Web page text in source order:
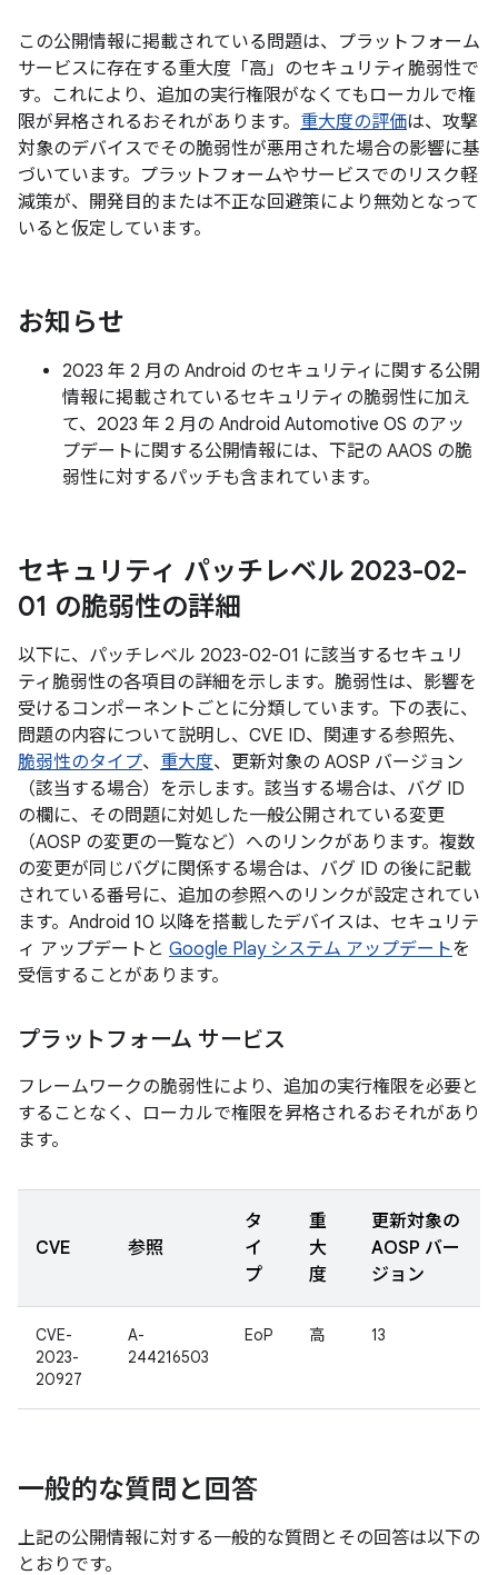
この公開情報に掲載されている問題は、プラットフォーム
サービスに存在する重大度「高」のセキュリティ脆弱性で
す。これにより、追加の実行権限がなくてもローカルで権
限が昇格されるおそれがあります。 重大度の評価は、攻撃
対象のデバイスでその脆弱性が悪用された場合の影響に基
づいています。プラットフォームやサービスでのリスク軽
減策が、開発目的または不正な回避策により無効となって
いると仮定しています。
お知らせ
2023 年 2 月の Android のセキュリティに関する公開
情報に掲載されているセキュリティの脆弱性に加え
て、2023 年 2 月の Android Automotive OS のアッ
プデートに関する公開情報には、下記の AAOS の脆
弱性に対するパッチも含まれています。
セキュリティ パッチレベル 2023-02-
01 の脆弱性の詳細
以下に、パッチレベル 2023-02-01 に該当するセキュリ
ティ脆弱性の各項目の詳細を示します。脆弱性は、影響を
受けるコンポーネントごとに分類しています。下の表に、
問題の内容について説明し、CVE ID、関連する参照先、
脆弱性のタイプ、 重大度、更新対象の AOSP バージョン
（該当する場合）を示します。該当する場合は、バグ ID
の欄に、その問題に対処した一般公開されている変更
（AOSP の変更の一覧など）へのリンクがあります。複数
の変更が同じバグに関係する場合は、バグ ID の後に記載
されている番号に、追加の参照へのリンクが設定されてい
ます。Android 10 以降を搭載したデバイスは、セキュリテ
ィ アップデートと Google Play システム アップデートを
受信することがあります。
プラットフォーム サービス
フレームワークの脆弱性により、追加の実行権限を必要と
することなく、ローカルで権限を昇格されるおそれがあり
ます。
CVE 参照
タ
イ
プ
重
大
度
更新対象の
AOSP バー
ジョン
CVE-
2023-
20927
A-
244216503
EoP 高 13
一般的な質問と回答
上記の公開情報に対する一般的な質問とその回答は以下の
とおりです。